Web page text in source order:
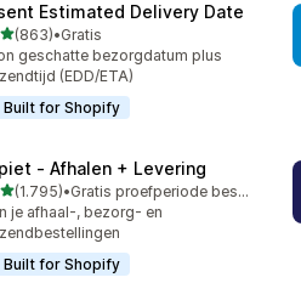
Estimated Delivery Date
van 5 sterren
(863)
recensies in totaal
•Gratis
geschatte bezorgdatum plus
(EDD/ETA)
Built for Shopify
‑ Afhalen + Levering
van 5 sterren
(1.795)
recensies in totaal
•
Gratis proefperiode beschikbaar
je afhaal-, bezorg- en
Built for Shopify